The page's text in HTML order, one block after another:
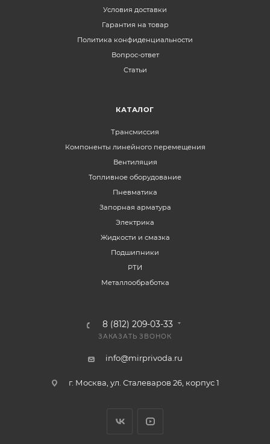
Условия доставки
Гарантия на товар
Политика конфиденциальности
Вопрос-ответ
Статьи
КАТАЛОГ
Трансмиссия
Компоненты линейного перемещения
Вентиляция
Топливное оборудование
Пневматика
Запорная арматура
Электрика
Жидкости и смазка
Подшипники
РТИ
Металлообработка
8 (812) 209-03-33
ЗАКАЗАТЬ ЗВОНОК
info@mirprivoda.ru
г. Москва, ул. Сталеваров 26, корпус 1